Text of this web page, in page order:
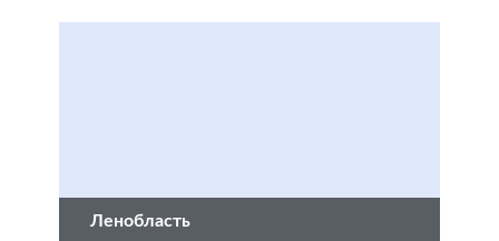
Ленобласть